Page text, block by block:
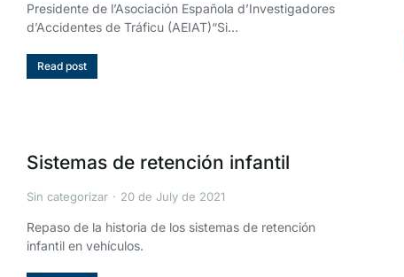
Presidente de l’Asociación Española d’Investigadores
d’Accidentes de Tráficu (AEIAT)“Si…
Read post
Sistemas de retención infantil
Sin categorizar 20 de July de 2021
Repaso de la historia de los sistemas de retención
infantil en vehículos.